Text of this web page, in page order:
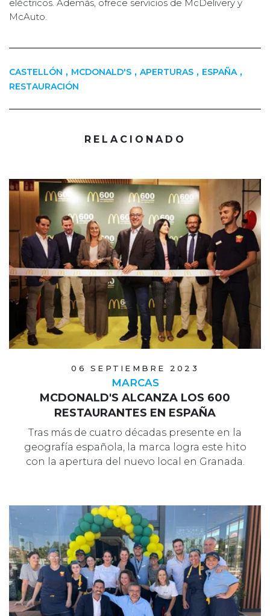
eléctricos. Además, ofrece servicios de McDelivery y
McAuto.
CASTELLÓN , MCDONALD'S , APERTURAS , ESPAÑA ,
RESTAURACIÓN
RELACIONADO
06 SEPTIEMBRE 2023
MARCAS
MCDONALD'S ALCANZA LOS 600
RESTAURANTES EN ESPAÑA
Tras más de cuatro décadas presente en la
geografía española, la marca logra este hito
con la apertura del nuevo local en Granada.